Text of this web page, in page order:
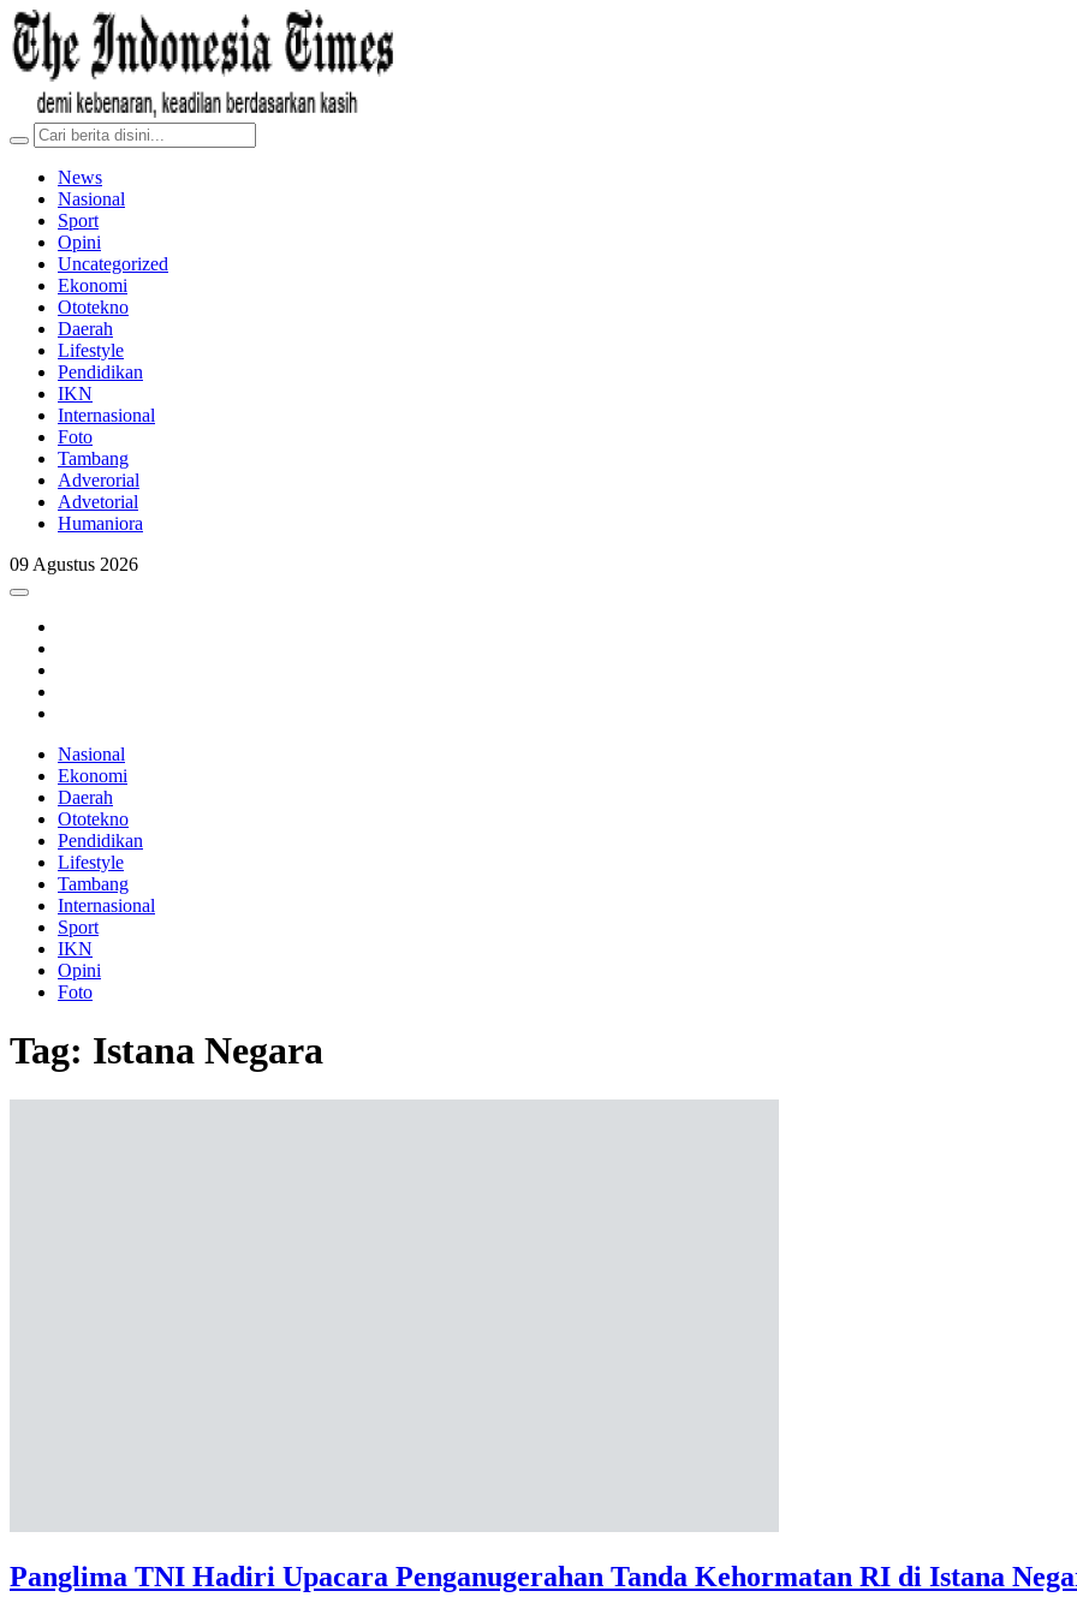
News
Nasional
Sport
Opini
Uncategorized
Ekonomi
Ototekno
Daerah
Lifestyle
Pendidikan
IKN
Internasional
Foto
Tambang
Adverorial
Advetorial
Humaniora
09 Agustus 2026
Nasional
Ekonomi
Daerah
Ototekno
Pendidikan
Lifestyle
Tambang
Internasional
Sport
IKN
Opini
Foto
Tag: Istana Negara
Panglima TNI Hadiri Upacara Penganugerahan Tanda Kehormatan RI di Istana